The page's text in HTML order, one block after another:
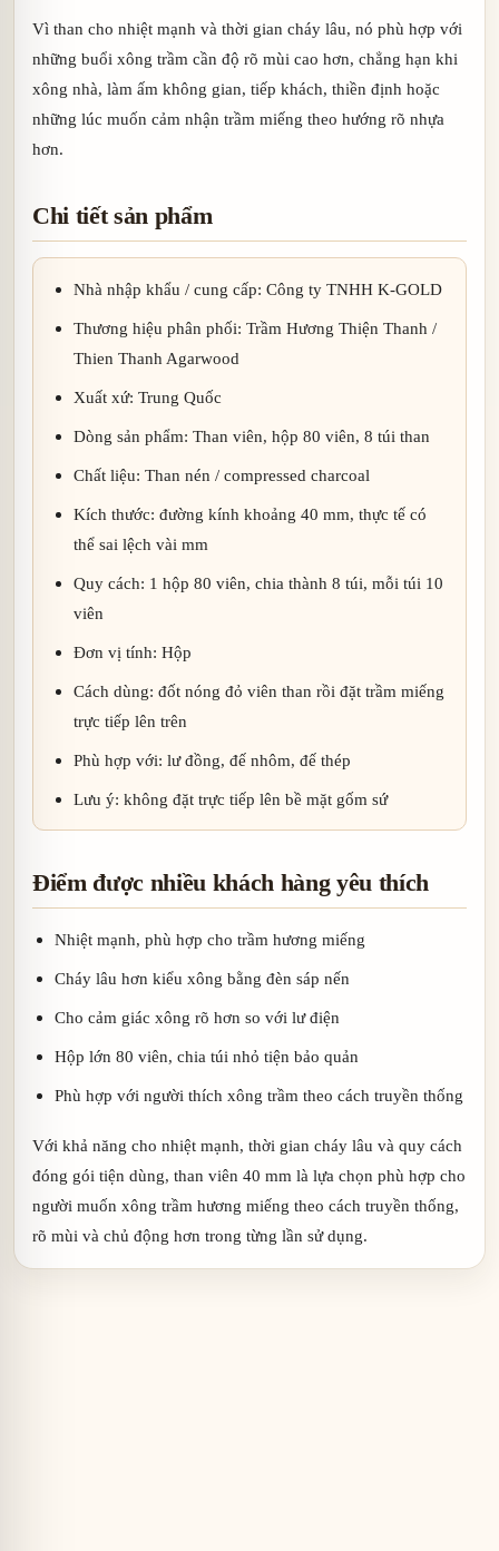
Vì than cho nhiệt mạnh và thời gian cháy lâu, nó phù hợp với
những buổi xông trầm cần độ rõ mùi cao hơn, chẳng hạn khi
xông nhà, làm ấm không gian, tiếp khách, thiền định hoặc
những lúc muốn cảm nhận trầm miếng theo hướng rõ nhựa
hơn.
Chi tiết sản phẩm
Nhà nhập khẩu / cung cấp: Công ty TNHH K-GOLD
Thương hiệu phân phối: Trầm Hương Thiện Thanh /
Thien Thanh Agarwood
Xuất xứ: Trung Quốc
Dòng sản phẩm: Than viên, hộp 80 viên, 8 túi than
Chất liệu: Than nén / compressed charcoal
Kích thước: đường kính khoảng 40 mm, thực tế có
thể sai lệch vài mm
Quy cách: 1 hộp 80 viên, chia thành 8 túi, mỗi túi 10
viên
Đơn vị tính: Hộp
Cách dùng: đốt nóng đỏ viên than rồi đặt trầm miếng
trực tiếp lên trên
Phù hợp với: lư đồng, đế nhôm, đế thép
Lưu ý: không đặt trực tiếp lên bề mặt gốm sứ
Điểm được nhiều khách hàng yêu thích
Nhiệt mạnh, phù hợp cho trầm hương miếng
Cháy lâu hơn kiểu xông bằng đèn sáp nến
Cho cảm giác xông rõ hơn so với lư điện
Hộp lớn 80 viên, chia túi nhỏ tiện bảo quản
Phù hợp với người thích xông trầm theo cách truyền thống
Với khả năng cho nhiệt mạnh, thời gian cháy lâu và quy cách
đóng gói tiện dùng, than viên 40 mm là lựa chọn phù hợp cho
người muốn xông trầm hương miếng theo cách truyền thống,
rõ mùi và chủ động hơn trong từng lần sử dụng.